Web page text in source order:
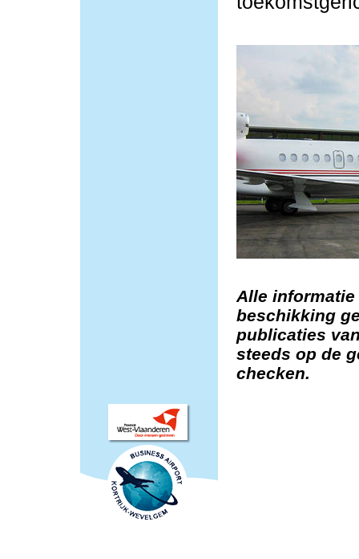
Alle
beschikking
publicaties
steeds op de
checken.